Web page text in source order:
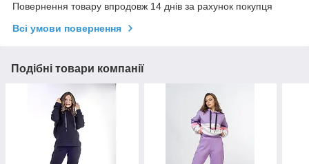
Повернення товару впродовж 14 днів за рахунок покупця
Всі умови повернення
Подібні товари компанії